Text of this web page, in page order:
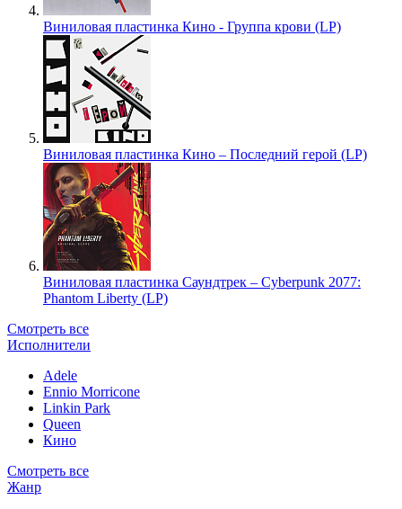
Виниловая пластинка Кино - Группа крови (LP)
Виниловая пластинка Кино – Последний герой (LP)
Виниловая пластинка Саундтрек – Cyberpunk 2077:
Phantom Liberty (LP)
Смотреть все
Исполнители
Adele
Ennio Morricone
Linkin Park
Queen
Кино
Смотреть все
Жанр